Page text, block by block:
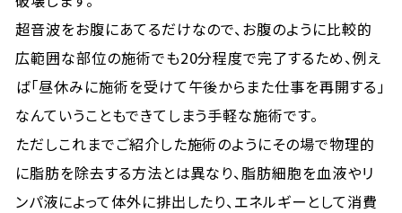
超音波をお腹にあてるだけなので、お腹のように比較的
広範囲な部位の施術でも20分程度で完了するため、例え
ば「昼休みに施術を受けて午後からまた仕事を再開する」
なんていうこともできてしまう手軽な施術です。
ただしこれまでご紹介した施術のようにその場で物理的
に脂肪を除去する方法とは異なり、脂肪細胞を血液やリ
ンパ液によって体外に排出したり、エネルギーとして消費